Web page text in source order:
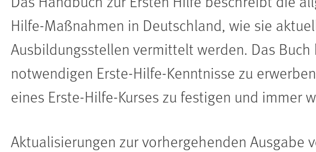
Hilfe-Maßnahmen in Deutschland, wie sie
Ausbildungsstellen vermittelt werden. Das
notwendigen Erste-Hilfe-Kenntnisse zu
eines Erste-Hilfe-Kurses zu festigen und immer
Aktualisierungen zur vorhergehenden Ausgabe